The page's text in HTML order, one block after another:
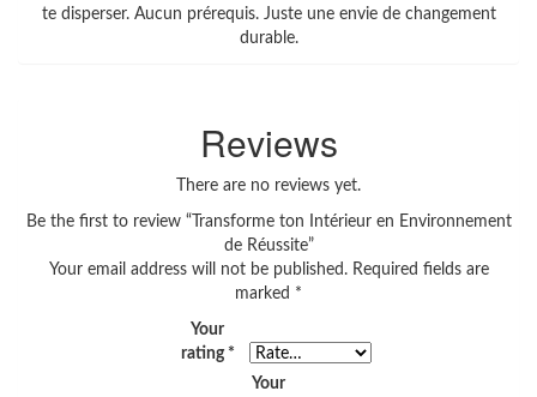
te disperser. Aucun prérequis. Juste une envie de changement
durable.
Reviews
There are no reviews yet.
Be the first to review “Transforme ton Intérieur en Environnement
de Réussite”
Your email address will not be published. Required fields are
marked *
Your
rating *
Your